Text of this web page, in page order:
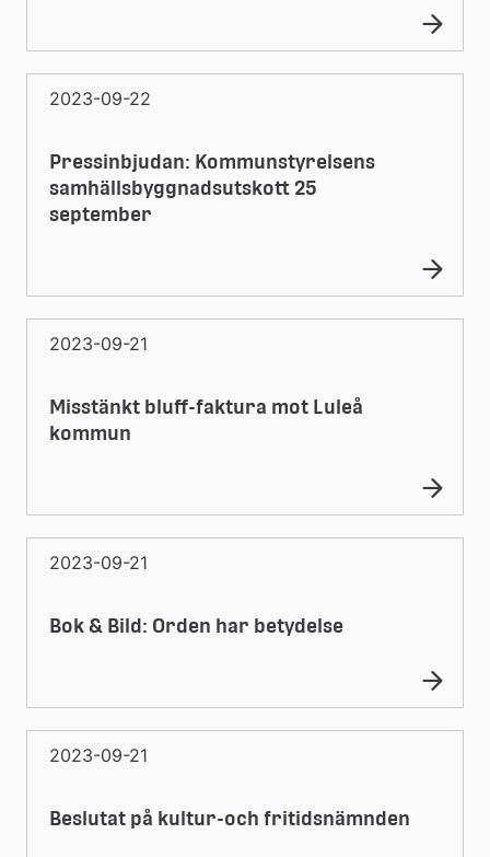
2023-09-22
Pressinbjudan: Kommunstyrelsens
samhällsbyggnadsutskott 25
september
2023-09-21
Misstänkt bluff-faktura mot Luleå
kommun
2023-09-21
Bok & Bild: Orden har betydelse
2023-09-21
Beslutat på kultur-och fritidsnämnden